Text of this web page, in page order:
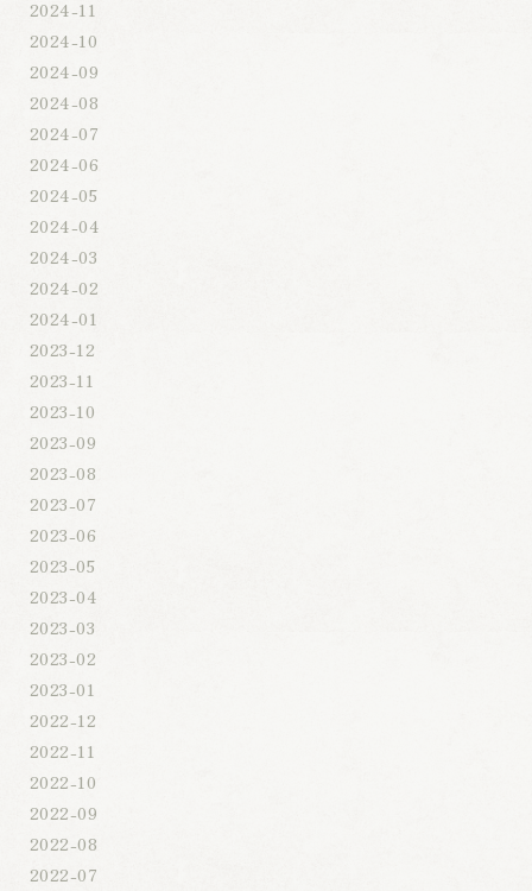
2024-11
2024-10
2024-09
2024-08
2024-07
2024-06
2024-05
2024-04
2024-03
2024-02
2024-01
2023-12
2023-11
2023-10
2023-09
2023-08
2023-07
2023-06
2023-05
2023-04
2023-03
2023-02
2023-01
2022-12
2022-11
2022-10
2022-09
2022-08
2022-07